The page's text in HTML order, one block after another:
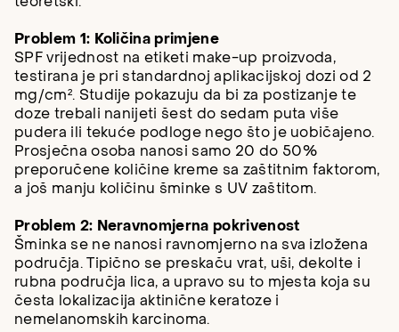
Problem 1: Količina primjene
SPF vrijednost na etiketi make-up proizvoda,
testirana je pri standardnoj aplikacijskoj dozi od 2
mg/cm². Studije pokazuju da bi za postizanje te
doze trebali nanijeti šest do sedam puta više
pudera ili tekuće podloge nego što je uobičajeno.
Prosječna osoba nanosi samo 20 do 50%
preporučene količine kreme sa zaštitnim faktorom,
a još manju količinu šminke s UV zaštitom.
Problem 2: Neravnomjerna pokrivenost
Šminka se ne nanosi ravnomjerno na sva izložena
područja. Tipično se preskaču vrat, uši, dekolte i
rubna područja lica, a upravo su to mjesta koja su
česta lokalizacija aktinične keratoze i
nemelanomskih karcinoma.